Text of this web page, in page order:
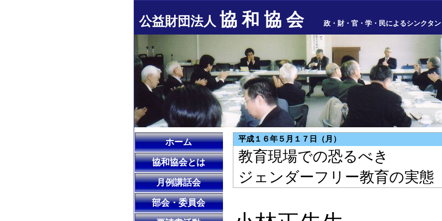
公益財団法人 協 和 協 会 政・財・官・学・民によるシンクタ
ホーム
協和協会とは
月例講話会
部会・委員会
平成１６年５月１７日（月）
教育現場での恐るべき
ジェンダーフリー教育の実態